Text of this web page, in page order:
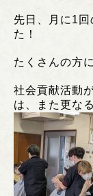
先日、月に1
た！
たくさんの方
社会貢献活動
は、また更な